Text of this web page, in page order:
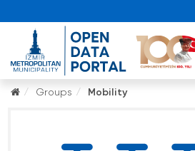
Groups Mobility